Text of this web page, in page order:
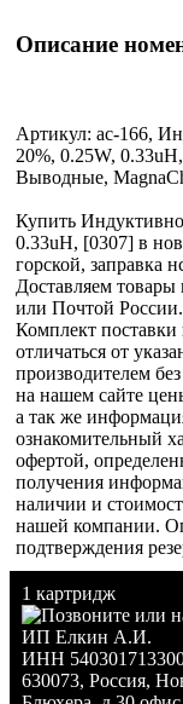
Описание
Артикул: ac-166,
20%, 0.25W,
Выводные,
Купить
0.33uH, [0307] в
горской, заправка
Доставляем
или Почтой России.
Комплект
отличаться от
производителем
на нашем сайте
а так же
ознакомительный
офертой,
получения
наличии и
нашей компании.
подтверждения
1 картридж
ИП Елкин А.И.
ИНН
630073, Россия,